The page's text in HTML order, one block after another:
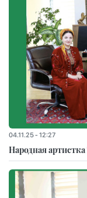
04.11.25 - 12:27
Народная